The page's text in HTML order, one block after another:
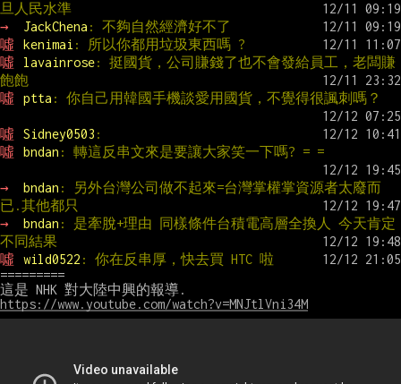
旦人民水準
→
JackChena : 不夠自然經濟好不了
噓
kenimai : 所以你都用垃圾東西嗎 ?
噓
lavainrose: 挺國貨，公司賺錢了也不會發給員工，老闆賺
飽飽
噓
ptta : 你自己用韓國手機談愛用國貨，不覺得很諷刺嗎？
噓 Sidney0503 :
噓
bndan : 轉這反串文來是要讓大家笑一下嗎? = =
→ bndan : 另外台灣公司做不起來=台灣掌權掌資源者太廢而
已.其他都只
→
bndan : 是牽脫+理由 同樣條件台積電高層全換人 今天肯定
不同結果
噓
wild0522 : 你在反串厚，快去買 HTC 啦
=========
https://www.youtube.com/watch?v=MNJtlVni34M